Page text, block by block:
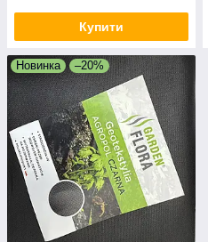
Купити
Новинка –20%